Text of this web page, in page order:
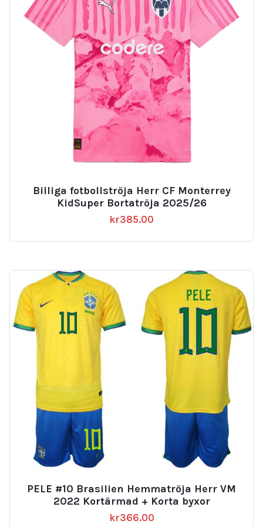
Billiga fotbollströja Herr CF Monterrey
KidSuper Bortatröja 2025/26
kr385.00
PELE #10 Brasilien Hemmatröja Herr VM
2022 Kortärmad + Korta byxor
kr366.00